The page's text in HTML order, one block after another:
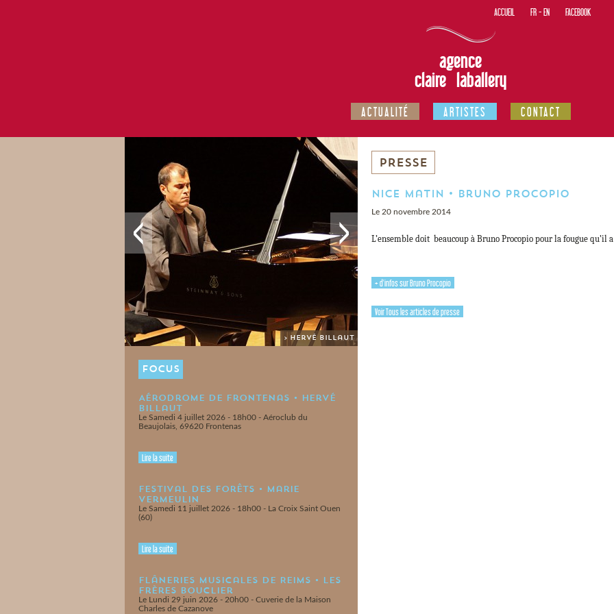
ACCUEIL FR-EN FACEBOOK
agence
claire laballery
ACTUALITÉ ARTISTES CONTACT
> Hervé Billaut
FOCUS
Aérodrome de Frontenas • Hervé
Billaut
Le Samedi 4 juillet 2026 - 18h00 - Aéroclub du
Beaujolais, 69620 Frontenas
Lire la suite
Festival des Forêts • Marie
Vermeulin
Le Samedi 11 juillet 2026 - 18h00 - La Croix Saint Ouen
(60)
Lire la suite
Flâneries Musicales de Reims • Les
Frères Bouclier
Le Lundi 29 juin 2026 - 20h00 - Cuverie de la Maison
Charles de Cazanove
PRESSE
Nice Matin • Bruno Procopio
Le 20 novembre 2014
L’ensemble doit beaucoup à Bruno Procopio pour la fougue qu’il
+ d'infos sur Bruno Procopio
Voir Tous les articles de presse